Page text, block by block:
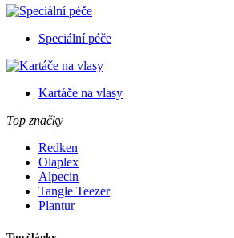
Speciální péče
Kartáče na vlasy
Top značky
Redken
Olaplex
Alpecin
Tangle Teezer
Plantur